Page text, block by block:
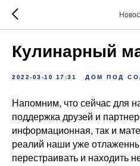
Кулинарный
2022-03-10 17:31 ДОМ ПОД
Напомним, что сейчас для
поддержка друзей и
информационная, так и
реалий наши уже
перестраивать и находить